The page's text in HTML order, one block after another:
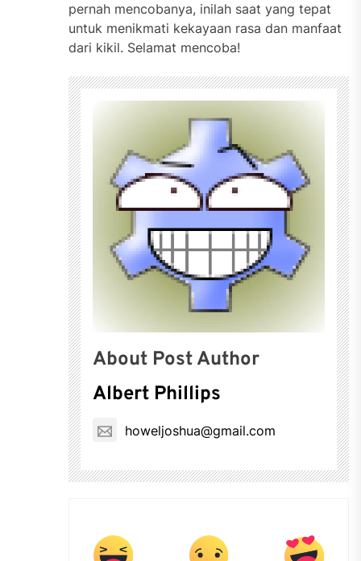
pernah mencobanya, inilah saat yang tepat
untuk menikmati kekayaan rasa dan manfaat
dari kikil. Selamat mencoba!
About Post Author
Albert Phillips
howeljoshua@gmail.com